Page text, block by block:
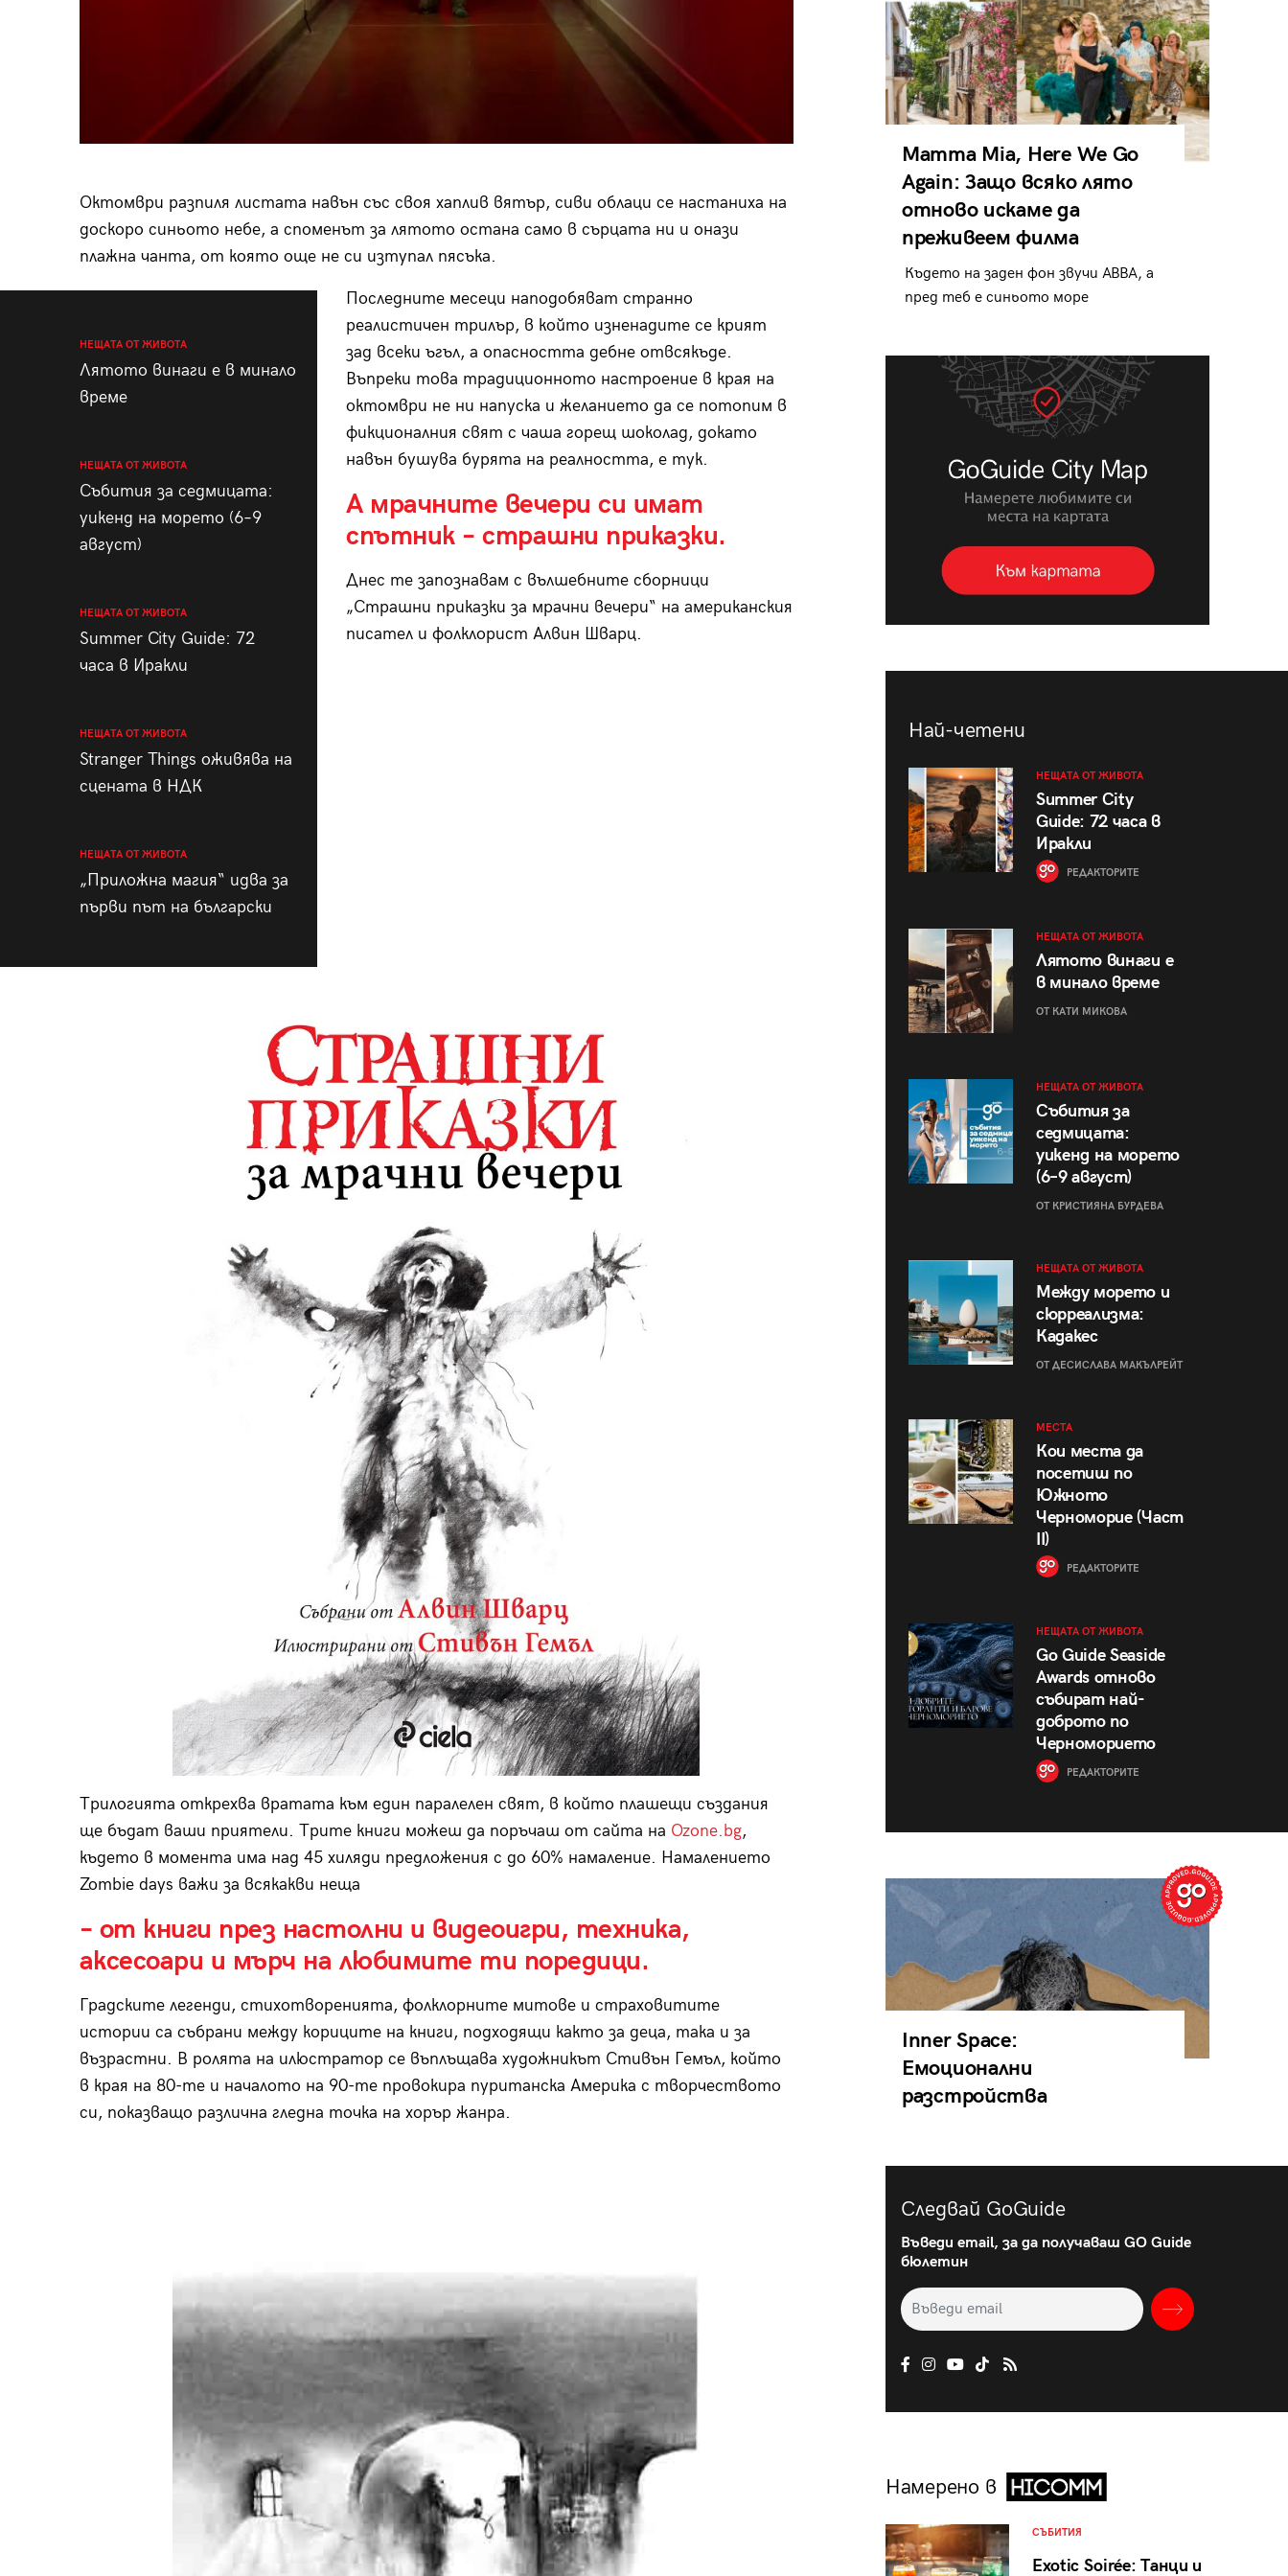
Октомври разпиля листата навън със своя хаплив вятър, сиви облаци се настаниха на
доскоро синьото небе, а споменът за лятото остана само в сърцата ни и онази
плажна чанта, от която още не си изтупал пясъка.
НЕЩАТА ОТ ЖИВОТА
Лятото винаги е в минало
време
НЕЩАТА ОТ ЖИВОТА
Събития за седмицата:
уикенд на морето (6–9
август)
НЕЩАТА ОТ ЖИВОТА
Summer City Guide: 72
часа в Иракли
НЕЩАТА ОТ ЖИВОТА
Stranger Things оживява на
сцената в НДК
НЕЩАТА ОТ ЖИВОТА
„Приложна магия“ идва за
първи път на български
Последните месеци наподобяват странно
реалистичен трилър, в който изненадите се крият
зад всеки ъгъл, а опасността дебне отвсякъде.
Въпреки това традиционното настроение в края на
октомври не ни напуска и желанието да се потопим в
фикционалния свят с чаша горещ шоколад, докато
навън бушува бурята на реалността, е тук.
А мрачните вечери си имат
спътник – страшни приказки.
Днес те запознавам с вълшебните сборници
„Страшни приказки за мрачни вечери“ на американския
писател и фолклорист Алвин Шварц.
Трилогията открехва вратата към един паралелен свят, в който плашещи създания
ще бъдат ваши приятели. Трите книги можеш да поръчаш от сайта на Ozone.bg,
където в момента има над 45 хиляди предложения с до 60% намаление. Намалението
Zombie days важи за всякакви неща
– от книги през настолни и видеоигри, техника,
аксесоари и мърч на любимите ти поредици.
Градските легенди, стихотворенията, фолклорните митове и страховитите
истории са събрани между кориците на книги, подходящи както за деца, така и за
възрастни. В ролята на илюстратор се въплъщава художникът Стивън Гемъл, който
в края на 80-те и началото на 90-те провокира пуританска Америка с творчеството
си, показващо различна гледна точка на хорър жанра.
Mamma Mia, Here We Go
Again: Защо всяко лято
отново искаме да
преживеем филма
Където на заден фон звучи ABBA, а
пред теб е синьото море
Най-четени
НЕЩАТА ОТ ЖИВОТА
Summer City
Guide: 72 часа в
Иракли
РЕДАКТОРИТЕ
НЕЩАТА ОТ ЖИВОТА
Лятото винаги е
в минало време
ОТ КАТИ МИКОВА
НЕЩАТА ОТ ЖИВОТА
Събития за
седмицата:
уикенд на морето
(6–9 август)
ОТ КРИСТИЯНА БУРДЕВА
НЕЩАТА ОТ ЖИВОТА
Между морето и
сюрреализма:
Кадакес
ОТ ДЕСИСЛАВА МАКЪЛРЕЙТ
МЕСТА
Кои места да
посетиш по
Южното
Черноморие (Част
II)
РЕДАКТОРИТЕ
НЕЩАТА ОТ ЖИВОТА
Go Guide Seaside
Awards отново
събират най-
доброто по
Черноморието
РЕДАКТОРИТЕ
Inner Space:
Емоционални
разстройства
Следвай GoGuide
Въведи email, за да получаваш GO Guide
бюлетин
Намерено в
СЪБИТИЯ
Exotic Soirée: Танци и